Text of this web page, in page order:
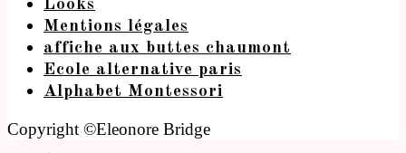
Looks
Mentions légales
affiche aux buttes chaumont
Ecole alternative paris
Alphabet Montessori
Copyright ©Eleonore Bridge